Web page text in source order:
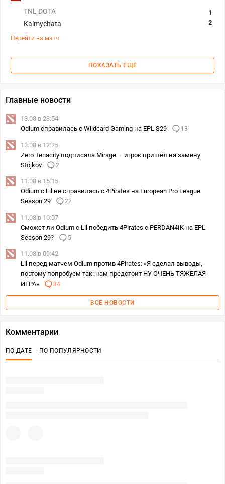
TNL DOTA
Kalmychata
1
2
Перейти на матч
ПОКАЗАТЬ ЕЩЕ
Главные новости
13.08 в 23:54
Odium справилась с Wildcard Gaming на EPL S29
13
13.08 в 12:25
Zero Tenacity подписала Mirage — игрок пришёл на замену
Stojkov
2
11.08 в 15:15
Odium с Lil не справилась с 4Pirates на European Pro League
Season 29
22
11.08 в 10:07
Сможет ли Odium с Lil победить 4Pirates с PERDAN4IK на EPL
Season 29?
5
11.08 в 09:42
Lil перед матчем Odium против 4Pirates: «Я сделал выводы,
поэтому попробуем так: нам предстоит НУ ОЧЕНЬ ТЯЖЕЛАЯ
ИГРА»
34
ВСЕ НОВОСТИ
Комментарии
ПО ДАТЕ ПО ПОПУЛЯРНОСТИ